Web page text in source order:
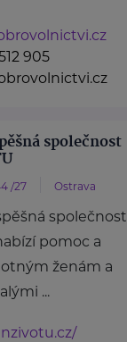
905
společnost
/27 Ostrava
společnost
pomoc a
ženám a
...